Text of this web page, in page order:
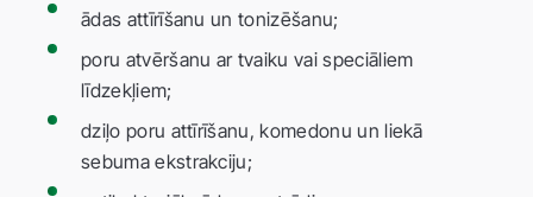
ādas attīrīšanu un tonizēšanu;
poru atvēršanu ar tvaiku vai speciāliem
līdzekļiem;
dziļo poru attīrīšanu, komedonu un liekā
sebuma ekstrakciju;